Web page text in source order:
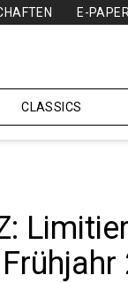
E-PAPER
CLASSICS